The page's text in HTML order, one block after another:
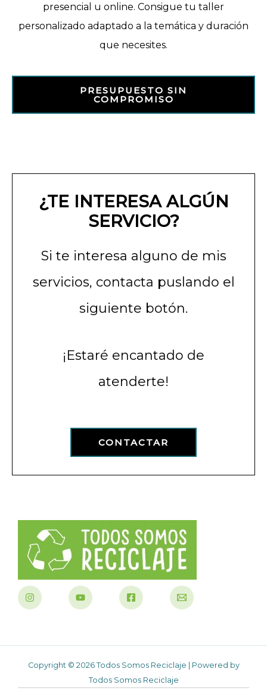
presencial u online. Consigue tu taller
personalizado adaptado a la temática y duración
que necesites.
PRESUPUESTO SIN
COMPROMISO
¿TE INTERESA ALGÚN
SERVICIO?
Si te interesa alguno de mis
servicios, contacta puslando el
siguiente botón.
¡Estaré encantado de
atenderte!
CONTACTAR
Copyright © 2026 Todos Somos Reciclaje | Powered by
Todos Somos Reciclaje